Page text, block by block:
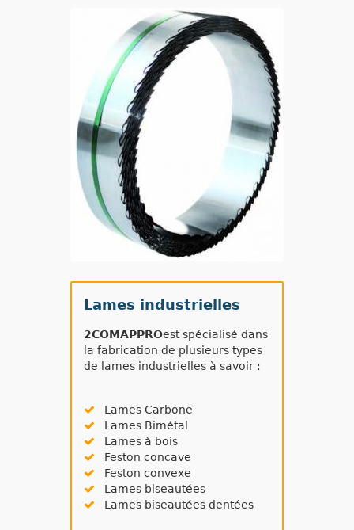
Lames industrielles
2COMAPPROest spécialisé dans
la fabrication de plusieurs types
de lames industrielles à savoir :
Lames Carbone
Lames Bimétal
Lames à bois
Feston concave
Feston convexe
Lames biseautées
Lames biseautées dentées